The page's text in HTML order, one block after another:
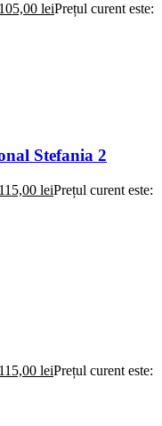
105,00 leiPrețul curent este:
Stefania 2
115,00 leiPrețul curent este:
115,00 leiPrețul curent este: